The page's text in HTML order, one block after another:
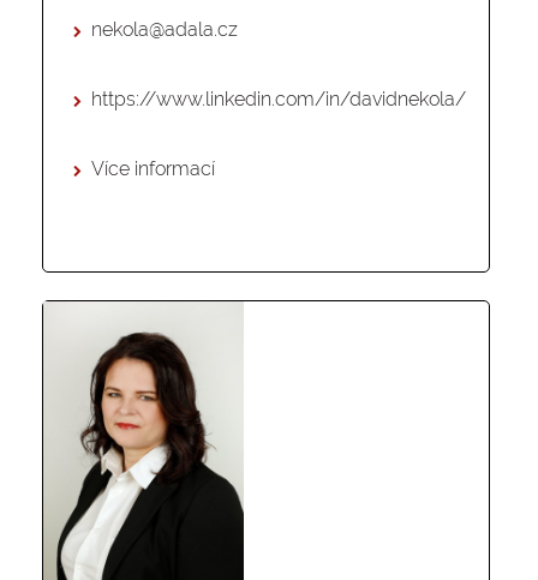
nekola@adala.cz
https://www.linkedin.com/in/davidnekola/
Více informací